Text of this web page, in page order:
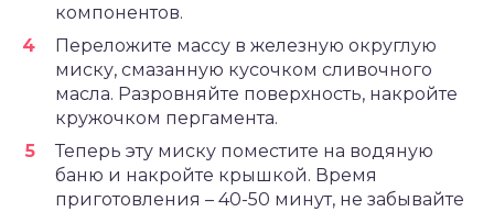
компонентов.
Переложите массу в железную округлую
миску, смазанную кусочком сливочного
масла. Разровняйте поверхность, накройте
кружочком пергамента.
Теперь эту миску поместите на водяную
баню и накройте крышкой. Время
приготовления – 40-50 минут, не забывайте